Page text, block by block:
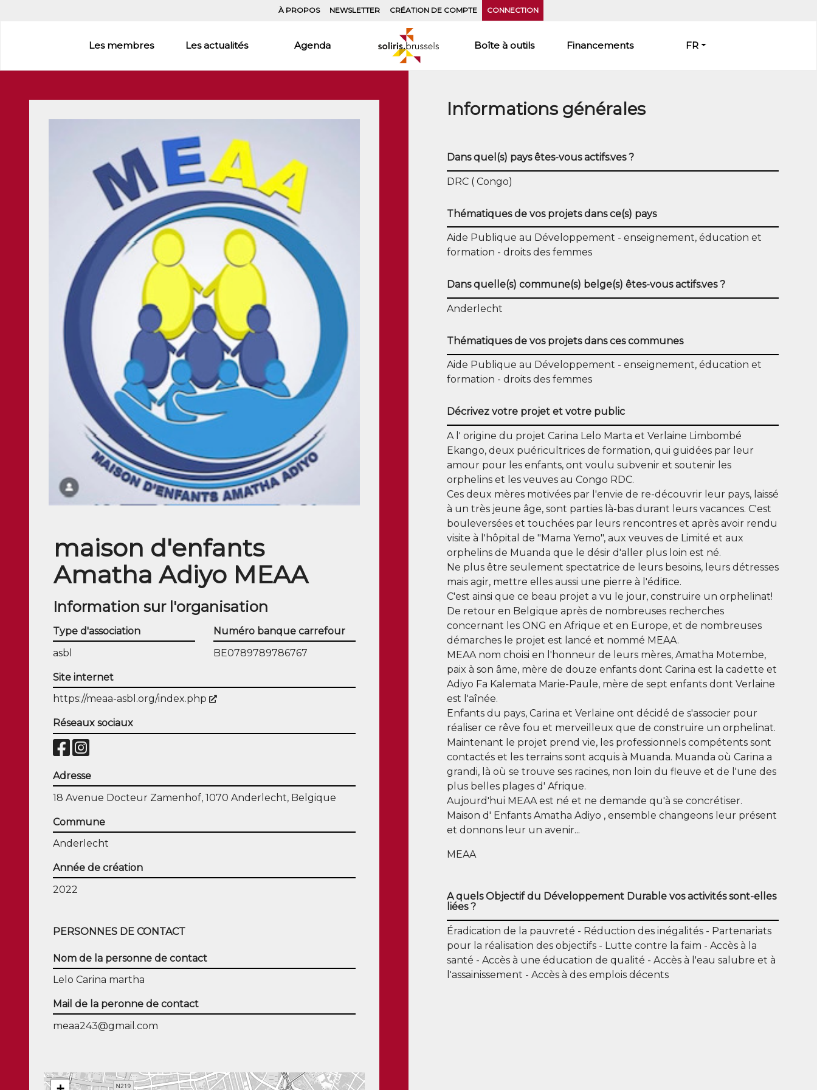
À PROPOS NEWSLETTER CRÉATION DE COMPTE CONNECTION
Les membres Les actualités Agenda Boîte à outils Financements FR
maison d'enfants
Amatha Adiyo MEAA
Information sur l'organisation
Type d'association
asbl
Numéro banque carrefour
BE0789789786767
Site internet
https://meaa-asbl.org/index.php
(Nouvelle fenêtre)
Réseaux sociaux
Adresse
18 Avenue Docteur Zamenhof, 1070 Anderlecht, Belgique
Commune
Anderlecht
Année de création
2022
PERSONNES DE CONTACT
Nom de la personne de contact
Lelo Carina martha
Mail de la peronne de contact
meaa243@gmail.com
Informations générales
Dans quel(s) pays êtes-vous actifs.ves ?
DRC ( Congo)
Thématiques de vos projets dans ce(s) pays
Aide Publique au Développement
enseignement, éducation et
formation
droits des femmes
Dans quelle(s) commune(s) belge(s) êtes-vous actifs.ves ?
Anderlecht
Thématiques de vos projets dans ces communes
Aide Publique au Développement
enseignement, éducation et
formation
droits des femmes
Décrivez votre projet et votre public
A l' origine du projet Carina Lelo Marta et Verlaine Limbombé
Ekango, deux puéricultrices de formation, qui guidées par leur
amour pour les enfants, ont voulu subvenir et soutenir les
orphelins et les veuves au Congo RDC.
Ces deux mères motivées par l'envie de re-découvrir leur pays, laissé
à un très jeune âge, sont parties là-bas durant leurs vacances. C'est
bouleversées et touchées par leurs rencontres et après avoir rendu
visite à l'hôpital de "Mama Yemo", aux veuves de Limité et aux
orphelins de Muanda que le désir d'aller plus loin est né.
Ne plus être seulement spectatrice de leurs besoins, leurs détresses
mais agir, mettre elles aussi une pierre à l'édifice.
C'est ainsi que ce beau projet a vu le jour, construire un orphelinat!
De retour en Belgique après de nombreuses recherches
concernant les ONG en Afrique et en Europe, et de nombreuses
démarches le projet est lancé et nommé MEAA.
MEAA nom choisi en l'honneur de leurs mères, Amatha Motembe,
paix à son âme, mère de douze enfants dont Carina est la cadette et
Adiyo Fa Kalemata Marie-Paule, mère de sept enfants dont Verlaine
est l'aînée.
Enfants du pays, Carina et Verlaine ont décidé de s'associer pour
réaliser ce rêve fou et merveilleux que de construire un orphelinat.
Maintenant le projet prend vie, les professionnels compétents sont
contactés et les terrains sont acquis à Muanda. Muanda où Carina a
grandi, là où se trouve ses racines, non loin du fleuve et de l'une des
plus belles plages d' Afrique.
Aujourd'hui MEAA est né et ne demande qu'à se concrétiser.
Maison d' Enfants Amatha Adiyo , ensemble changeons leur présent
et donnons leur un avenir...
MEAA
A quels Objectif du Développement Durable vos activités sont-elles
liées ?
Éradication de la pauvreté Réduction des inégalités
Partenariats
pour la réalisation des objectifs
Lutte contre la faim
Accès à la
santé
Accès à une éducation de qualité
Accès à l'eau salubre et à
l'assainissement
Accès à des emplois décents